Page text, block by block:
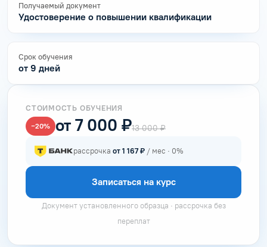
Получаемый документ
Удостоверение о повышении квалификации
Срок обучения
от 9 дней
СТОИМОСТЬ ОБУЧЕНИЯ
−20% от 7 000 ₽13 000 ₽
рассрочка от 1 167 ₽ / мес · 0%
Записаться на курс
Документ установленного образца · рассрочка без
переплат